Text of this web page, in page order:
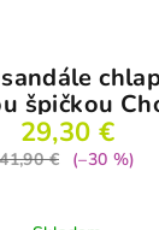
špičkou
29,30 €
41,90 €
(–30 %)